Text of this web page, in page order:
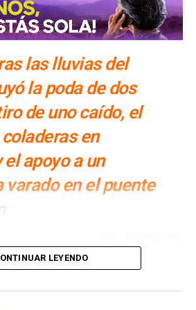
las lluvias del
la poda de dos
de uno caído, el
en
apoyo a un
en el puente
de Protección Civil
en la colonia
LEYENDO